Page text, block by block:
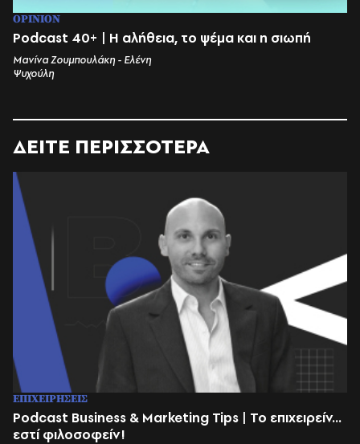
OPINION
Podcast 40+ | Η αλήθεια, το ψέμα και η σιωπή
Μανίνα Ζουμπουλάκη - Ελένη
Ψυχούλη
ΔΕΙΤΕ ΠΕΡΙΣΣΟΤΕΡΑ
ΕΠΙΧΕΙΡΗΣΕΙΣ
Podcast Business & Marketing Tips | Το επιχειρείν...
εστί φιλοσοφείν!